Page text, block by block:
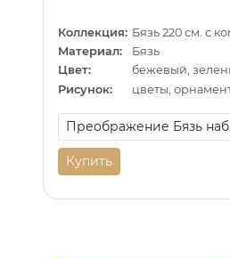
Коллекция: Бязь 220 см. с
Материал:
Бязь
Цвет:
бежевый,
Рисунок:
цветы,
Купить